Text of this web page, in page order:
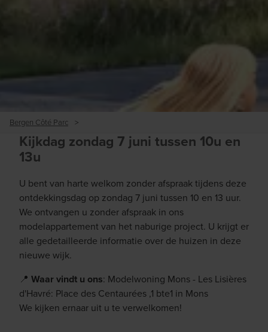
Bergen Côté Parc >
Kijkdag zondag 7 juni tussen 10u en
13u
U bent van harte welkom zonder afspraak tijdens deze
ontdekkingsdag op zondag 7 juni tussen 10 en 13 uur.
We ontvangen u zonder afspraak in ons
modelappartement van het naburige project. U krijgt er
alle gedetailleerde informatie over de huizen in deze
nieuwe wijk.
📍 Waar vindt u ons: Modelwoning Mons - Les Lisières
d'Havré: Place des Centaurées ,1 bte1 in Mons
We kijken ernaar uit u te verwelkomen!